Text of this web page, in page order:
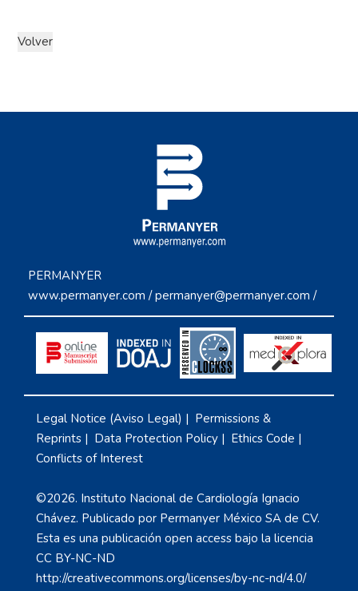
PERMANYER
www.permanyer.com /permanyer@permanyer.com /
Legal Notice (Aviso Legal) | Permissions &
Reprints | Data Protection Policy | Ethics Code |
Conflicts of Interest
©2026. Instituto Nacional de Cardiología Ignacio
Chávez. Publicado por Permanyer México SA de CV.
Esta es una publicación open access bajo la licencia
CC BY-NC-ND
http://creativecommons.org/licenses/by-nc-nd/4.0/